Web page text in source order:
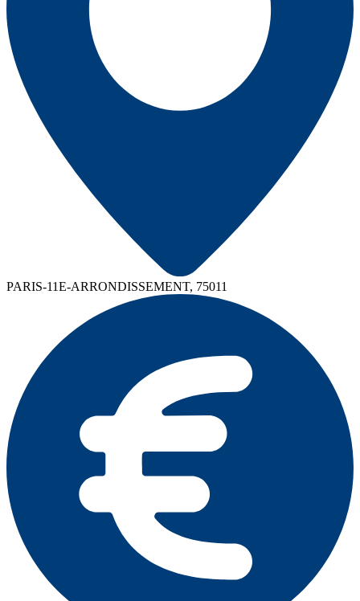
PARIS-11E-ARRONDISSEMENT, 75011